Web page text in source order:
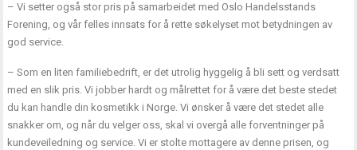
– Vi setter også stor pris på samarbeidet med Oslo Handelsstands
Forening, og vår felles innsats for å rette søkelyset mot betydningen av
god service.
– Som en liten familiebedrift, er det utrolig hyggelig å bli sett og verdsatt
med en slik pris. Vi jobber hardt og målrettet for å være det beste stedet
du kan handle din kosmetikk i Norge. Vi ønsker å være det stedet alle
snakker om, og når du velger oss, skal vi overgå alle forventninger på
kundeveiledning og service. Vi er stolte mottagere av denne prisen, og